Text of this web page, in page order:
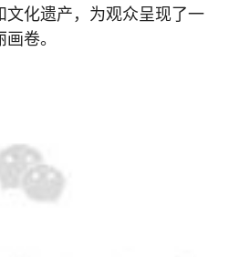
文化遗产，为观众呈现了一
卷。